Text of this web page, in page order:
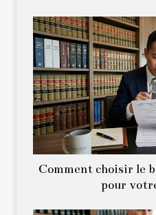
Comment choisir le
pour